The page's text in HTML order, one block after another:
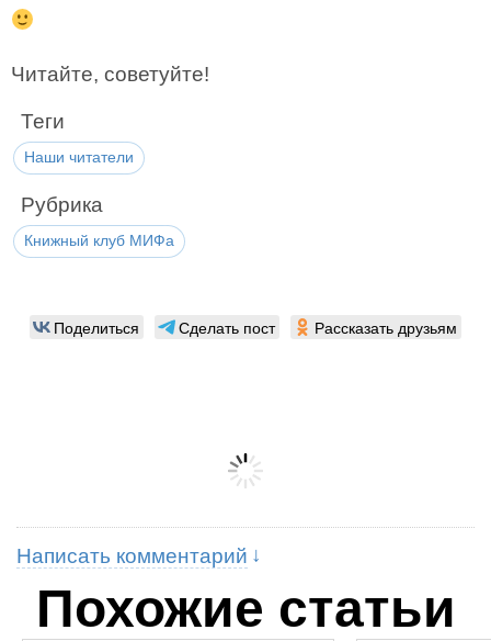
Читайте, советуйте!
Теги
Наши читатели
Рубрика
Книжный клуб МИФа
Поделиться Сделать пост Рассказать друзьям
Написать комментарий
Похожие статьи